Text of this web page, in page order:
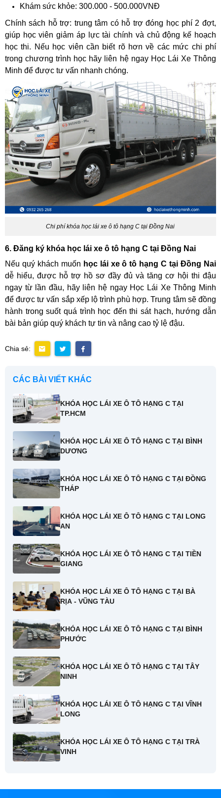
Khám sức khỏe: 300.000 - 500.000VNĐ
Chính sách hỗ trợ: trung tâm có hỗ trợ đóng học phí 2 đợt,
giúp học viên giảm áp lực tài chính và chủ động kế hoạch
học thi. Nếu học viên cần biết rõ hơn về các mức chi phí
trong chương trình học hãy liên hệ ngay Học Lái Xe Thông
Minh để được tư vấn nhanh chóng.
Chi phí khóa học lái xe ô tô hạng C tại Đồng Nai
6. Đăng ký khóa học lái xe ô tô hạng C tại Đồng Nai
Nếu quý khách muốn học lái xe ô tô hạng C tại Đồng Nai
dễ hiểu, được hỗ trợ hồ sơ đầy đủ và tăng cơ hội thi đậu
ngay từ lần đầu, hãy liên hệ ngay Học Lái Xe Thông Minh
để được tư vấn sắp xếp lộ trình phù hợp. Trung tâm sẽ đồng
hành trong suốt quá trình học đến thi sát hạch, hướng dẫn
bài bản giúp quý khách tự tin và nâng cao tỷ lệ đậu.
Chia sẻ:
CÁC BÀI VIẾT KHÁC
KHÓA HỌC LÁI XE Ô TÔ HẠNG C TẠI
TP.HCM
KHÓA HỌC LÁI XE Ô TÔ HẠNG C TẠI BÌNH
DƯƠNG
KHÓA HỌC LÁI XE Ô TÔ HẠNG C TẠI ĐỒNG
THÁP
KHÓA HỌC LÁI XE Ô TÔ HẠNG C TẠI LONG
AN
KHÓA HỌC LÁI XE Ô TÔ HẠNG C TẠI TIỀN
GIANG
KHÓA HỌC LÁI XE Ô TÔ HẠNG C TẠI BÀ
RỊA - VŨNG TÀU
KHÓA HỌC LÁI XE Ô TÔ HẠNG C TẠI BÌNH
PHƯỚC
KHÓA HỌC LÁI XE Ô TÔ HẠNG C TẠI TÂY
NINH
KHÓA HỌC LÁI XE Ô TÔ HẠNG C TẠI VĨNH
LONG
KHÓA HỌC LÁI XE Ô TÔ HẠNG C TẠI TRÀ
VINH